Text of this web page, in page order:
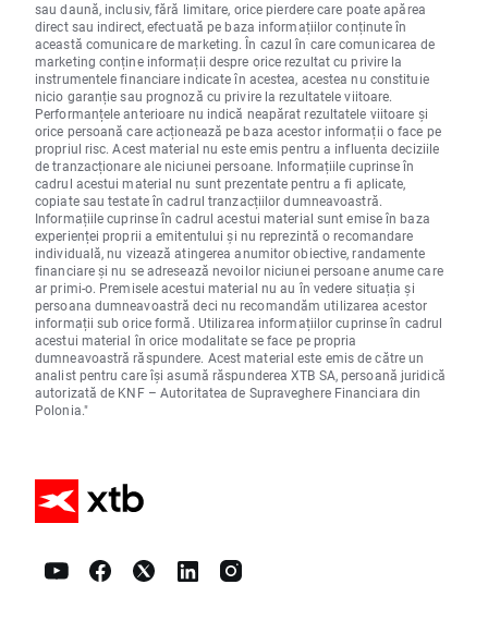
sau daună, inclusiv, fără limitare, orice pierdere care poate apărea
direct sau indirect, efectuată pe baza informațiilor conținute în
această comunicare de marketing. În cazul în care comunicarea de
marketing conține informații despre orice rezultat cu privire la
instrumentele financiare indicate în acestea, acestea nu constituie
nicio garanție sau prognoză cu privire la rezultatele viitoare.
Performanțele anterioare nu indică neapărat rezultatele viitoare și
orice persoană care acționează pe baza acestor informații o face pe
propriul risc. Acest material nu este emis pentru a influenta deciziile
de tranzacționare ale niciunei persoane. Informațiile cuprinse în
cadrul acestui material nu sunt prezentate pentru a fi aplicate,
copiate sau testate în cadrul tranzacțiilor dumneavoastră.
Informațiile cuprinse în cadrul acestui material sunt emise în baza
experienței proprii a emitentului și nu reprezintă o recomandare
individuală, nu vizează atingerea anumitor obiective, randamente
financiare și nu se adresează nevoilor niciunei persoane anume care
ar primi-o. Premisele acestui material nu au în vedere situația și
persoana dumneavoastră deci nu recomandăm utilizarea acestor
informații sub orice formă. Utilizarea informațiilor cuprinse în cadrul
acestui material în orice modalitate se face pe propria
dumneavoastră răspundere. Acest material este emis de către un
analist pentru care își asumă răspunderea XTB SA, persoană juridică
autorizată de KNF – Autoritatea de Supraveghere Financiara din
Polonia."